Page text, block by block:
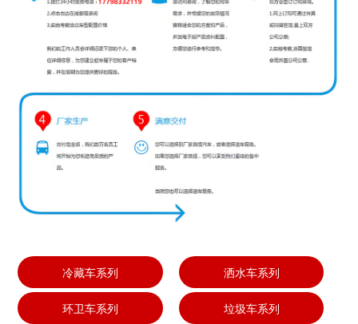
冷藏车系列 洒水车系列
环卫车系列 垃圾车系列